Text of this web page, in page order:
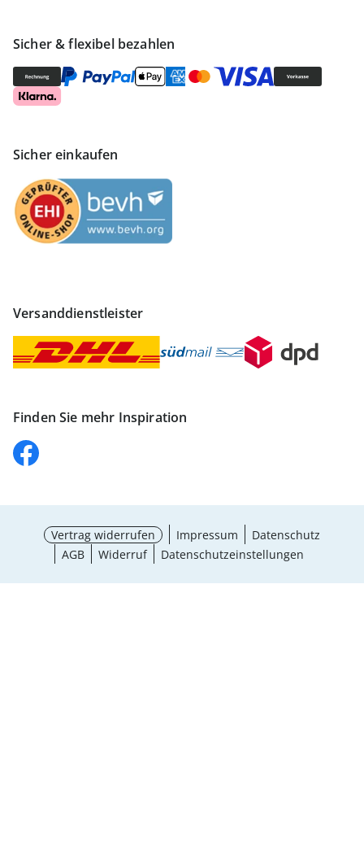
Sicher & flexibel bezahlen
Sicher einkaufen
Versanddienstleister
Finden Sie mehr Inspiration
Vertrag widerrufen Impressum
Datenschutz
AGB
Widerruf Datenschutzeinstellungen